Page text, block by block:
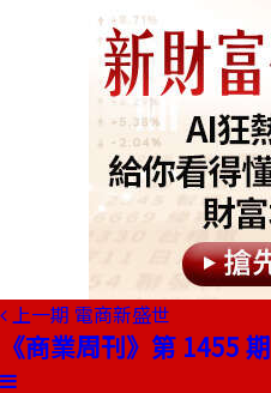
上一期 電商新盛世
《商業周刊》第 1455 期